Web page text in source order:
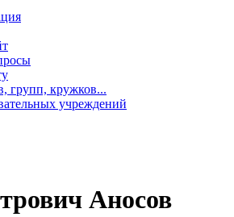
групп, кружков...
учреждений
Аносов